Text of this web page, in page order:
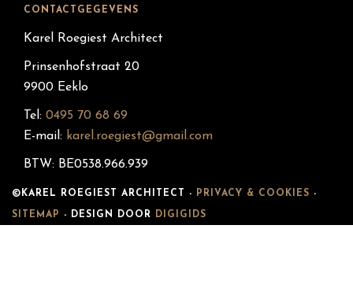
CONTACTGEGEVENS
Karel Roegiest Architect
Prinsenhofstraat 20
9900 Eeklo
Tel: 0495 70 68 69
E-mail: karel.roegiest@gmail.com
BTW: BE0538.966.939
©KAREL ROEGIEST ARCHITECT - PRIVACY & COOKIES -
SITEMAP - DESIGN DOOR DIGIGIDS